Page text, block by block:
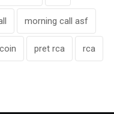
morning call asf
pret rca rca